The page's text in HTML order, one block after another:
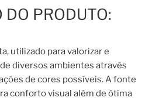
utilizado para valorizar e
diversos ambientes através
de cores possíveis. A fonte
conforto visual além de ótima